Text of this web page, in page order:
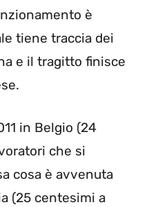
è
tiene traccia dei
e il tragitto finisce
in Belgio (24
che si
cosa è avvenuta
(25 centesimi a